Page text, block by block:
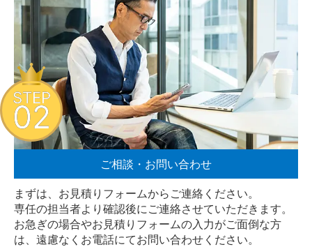
ご相談・お問い合わせ
まずは、お見積りフォームからご連絡ください。
専任の担当者より確認後にご連絡させていただきます。
お急ぎの場合やお見積りフォームの入力がご面倒な方
は、遠慮なく お電話にてお問い合わせください。
STEP
02